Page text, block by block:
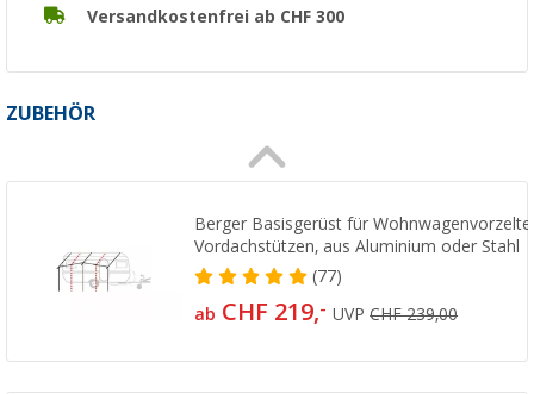
Versandkostenfrei ab CHF 300
ZUBEHÖR
Berger Basisgerüst für
Vordachstützen, aus Aluminium oder Stahl
(77)
ab CHF 219,- UVPCHF 239,00